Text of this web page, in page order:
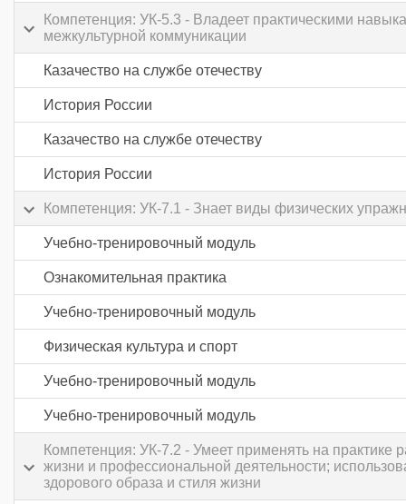
Компетенция: УК-5.3 - Владеет практическими
межкультурной коммуникации
Казачество на службе отечеству
История России
Казачество на службе отечеству
История России
Компетенция: УК-7.1 - Знает виды физических
Учебно-тренировочный модуль
Ознакомительная практика
Учебно-тренировочный модуль
Физическая культура и спорт
Учебно-тренировочный модуль
Учебно-тренировочный модуль
Компетенция: УК-7.2 - Умеет применять на практике
жизни и профессиональной деятельности;
здорового образа и стиля жизни